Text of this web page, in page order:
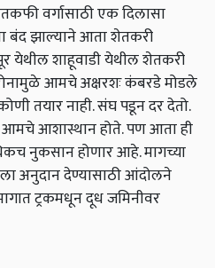
वर्गासाठी एक दिलासा
बंद झाल्याने आता शेतकरी
येथील शाहूवाडी येथील शेतकरी
आमचे अक्षरशः कंबरडे मोडले
तयार नाही. संघ पडून दर देतो.
आमचे आशास्थान होते. पण आता ही
नुकसान होणार आहे. मागच्या
अनुदान देण्यासाठी आंदोलने
ट्रकमधून दूध जमिनीवर